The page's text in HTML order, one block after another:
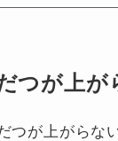
だつが上
つが上がらな